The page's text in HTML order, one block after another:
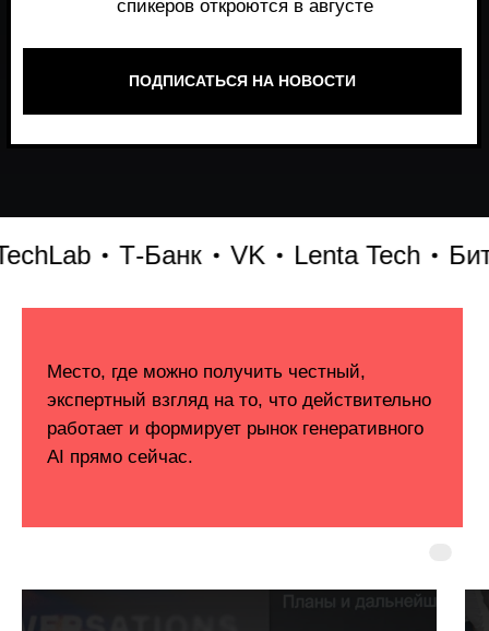
Т-Банк VK Lenta Tech
Место, где можно получить честный,
работает и формирует рынок генеративного